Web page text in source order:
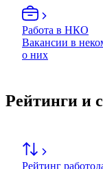
Работа в НКО
Вакансии в
о них
Рейтинги и
Рейтинг